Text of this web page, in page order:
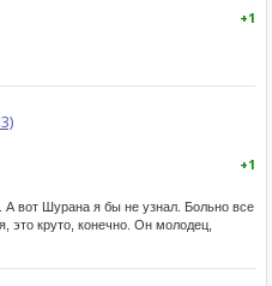
+1
+1
вот Шурана я бы не узнал. Больно все
это круто, конечно. Он молодец,